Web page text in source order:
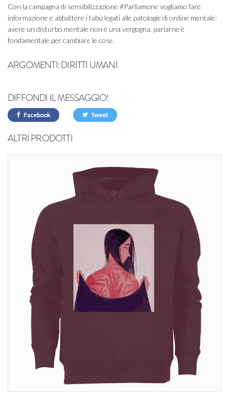
Con la campagna di sensibilizzazione #Parliamone vogliamo fare
informazione e abbattere i tabù legati alle patologie di ordine mentale:
avere un disturbo mentale non è una vergogna, parlarne è
fondamentale per cambiare le cose.
ARGOMENTI:DIRITTI UMANI
DIFFONDI IL MESSAGGIO!
Facebook Tweet
ALTRI PRODOTTI